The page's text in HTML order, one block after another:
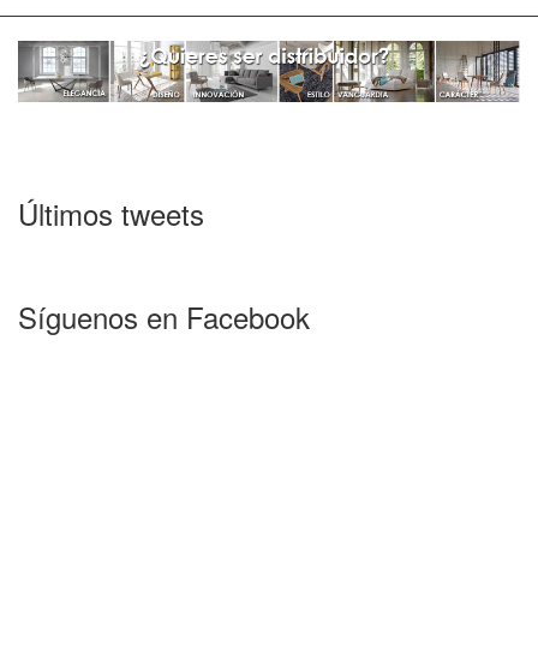
Últimos tweets
Síguenos en Facebook